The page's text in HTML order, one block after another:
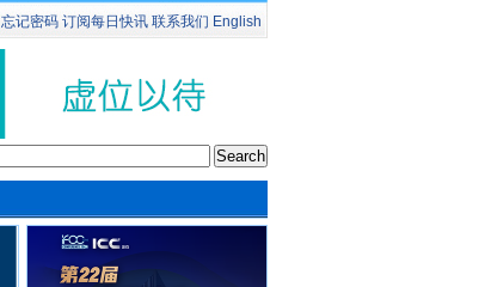
忘记密码 订阅每日快讯 联系我们 English